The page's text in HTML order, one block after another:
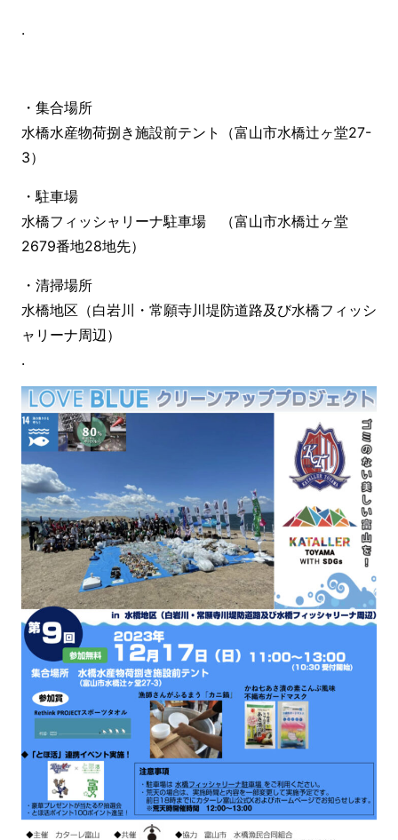
.
・集合場所
水橋水産物荷捌き施設前テント（富山市水橋辻ヶ堂27-
3）
・駐車場
水橋フィッシャリーナ駐車場 （富山市水橋辻ヶ堂
2679番地28地先）
・清掃場所
水橋地区（白岩川・常願寺川堤防道路及び水橋フィッシ
ャリーナ周辺）
.